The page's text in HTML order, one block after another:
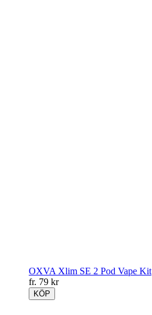
OXVA Xlim SE 2 Pod Vape Kit
fr. 79 kr
KÖP